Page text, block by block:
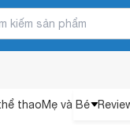
thaoMẹ và Bé